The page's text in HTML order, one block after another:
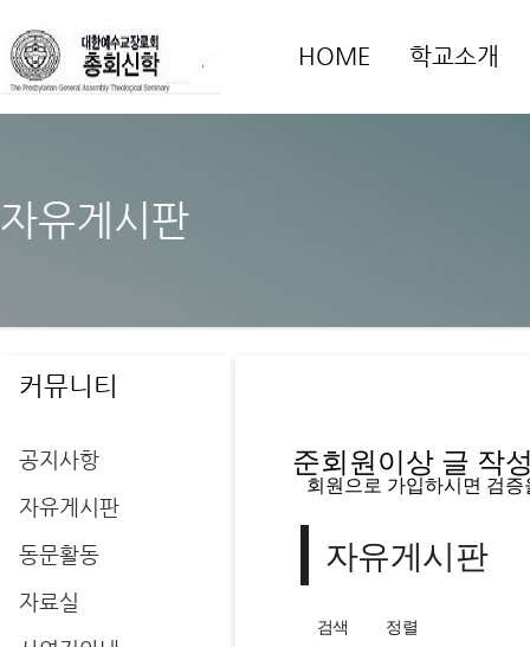
HOME 학교소개
자유게시판
커뮤니티
공지사항
자유게시판
동문활동
자료실
준회원이상 글 작
회원으로 가입하시면 검
자유게시판
검색 정렬